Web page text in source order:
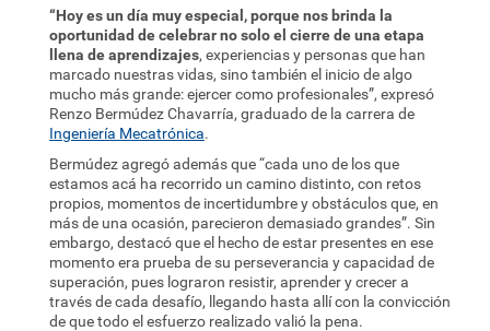
“Hoy es un día muy especial, porque nos brinda la
oportunidad de celebrar no solo el cierre de una etapa
llena de aprendizajes, experiencias y personas que han
marcado nuestras vidas, sino también el inicio de algo
mucho más grande: ejercer como profesionales”, expresó
Renzo Bermúdez Chavarría, graduado de la carrera de
Ingeniería Mecatrónica.
Bermúdez agregó además que “cada uno de los que
estamos acá ha recorrido un camino distinto, con retos
propios, momentos de incertidumbre y obstáculos que, en
más de una ocasión, parecieron demasiado grandes”. Sin
embargo, destacó que el hecho de estar presentes en ese
momento era prueba de su perseverancia y capacidad de
superación, pues lograron resistir, aprender y crecer a
través de cada desafío, llegando hasta allí con la convicción
de que todo el esfuerzo realizado valió la pena.